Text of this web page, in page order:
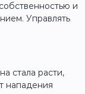
и
Управлять
стала расти,
нападения